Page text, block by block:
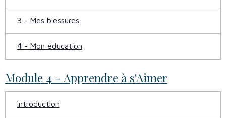
3 - Mes blessures
4 - Mon éducation
Module 4 - Apprendre à s'Aimer
Introduction